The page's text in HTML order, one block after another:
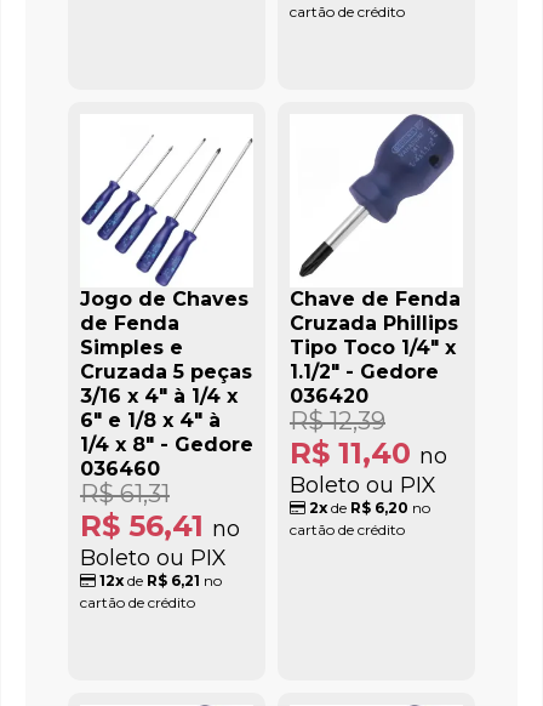
cartão de crédito
Jogo de Chaves
de Fenda
Simples e
Cruzada 5 peças
3/16 x 4" à 1/4 x
6" e 1/8 x 4" à
1/4 x 8" - Gedore
036460
R$ 56,41 no
Boleto ou PIX
R$ 61,31
12x de R$ 6,21 no
cartão de crédito
Chave de Fenda
Cruzada Phillips
Tipo Toco 1/4" x
1.1/2" - Gedore
036420
R$ 11,40 no
Boleto ou PIX
R$ 12,39
2xde R$ 6,20 no
cartão de crédito